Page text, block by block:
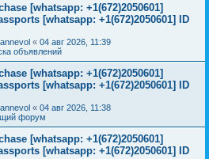
[whatsapp: +1(672)2050601]
[whatsapp: +1(672)2050601] ID
« 04 авг 2026, 11:39
объявлений
[whatsapp: +1(672)2050601]
[whatsapp: +1(672)2050601] ID
« 04 авг 2026, 11:38
форум
[whatsapp: +1(672)2050601]
[whatsapp: +1(672)2050601] ID